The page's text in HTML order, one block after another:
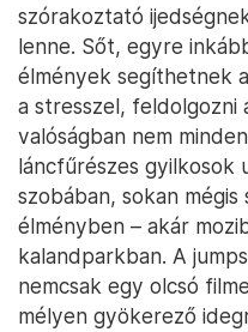
szórakoztató
lenne. Sőt, egyre
élmények segíthetnek
a stresszel, feldolgozni
valóságban nem
láncfűrészes gyilkosok
szobában, sokan
élményben – akár
kalandparkban. A
nemcsak egy olcsó
mélyen gyökerező